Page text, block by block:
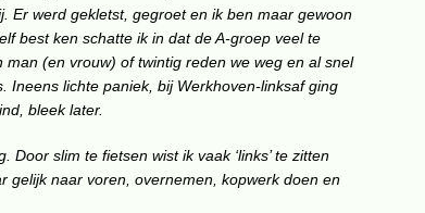
Er werd gekletst, gegroet en ik ben maar gewoon
best ken schatte ik in dat de A-groep veel te
(en vrouw) of twintig reden we weg en al snel
lichte paniek, bij Werkhoven-linksaf ging
bleek later.
slim te fietsen wist ik vaak ‘links’ te zitten
gelijk naar voren, overnemen, kopwerk doen en